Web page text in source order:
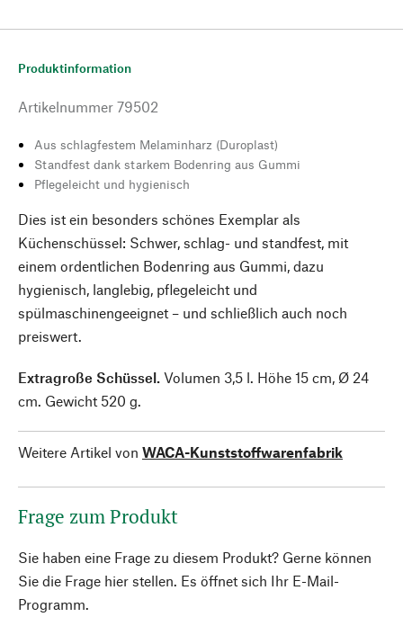
Produktinformation
Artikelnummer 79502
Aus schlagfestem Melaminharz (Duroplast)
Standfest dank starkem Bodenring aus Gummi
Pflegeleicht und hygienisch
Dies ist ein besonders schönes Exemplar als
Küchenschüssel: Schwer, schlag- und standfest, mit
einem ordentlichen Bodenring aus Gummi, dazu
hygienisch, langlebig, pflegeleicht und
spülmaschinengeeignet – und schließlich auch noch
preiswert.
Extragroße Schüssel. Volumen 3,5 l. Höhe 15 cm, Ø 24
cm. Gewicht 520 g.
Weitere Artikel von WACA-Kunststoffwarenfabrik
Frage zum Produkt
Sie haben eine Frage zu diesem Produkt? Gerne können
Sie die Frage hier stellen. Es öffnet sich Ihr E-Mail-
Programm.